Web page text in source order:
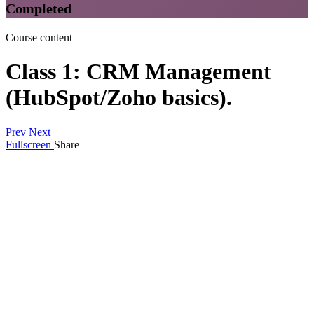
Completed
Course content
Class 1: CRM Management
(HubSpot/Zoho basics).
Prev Next
Fullscreen Share